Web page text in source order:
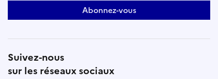
Abonnez-vous
Suivez-nous
sur les réseaux sociaux